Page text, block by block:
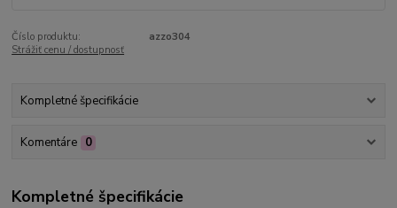
Číslo produktu:
azzo304
Strážiť cenu / dostupnosť
Kompletné špecifikácie
Komentáre 0
Kompletné špecifikácie